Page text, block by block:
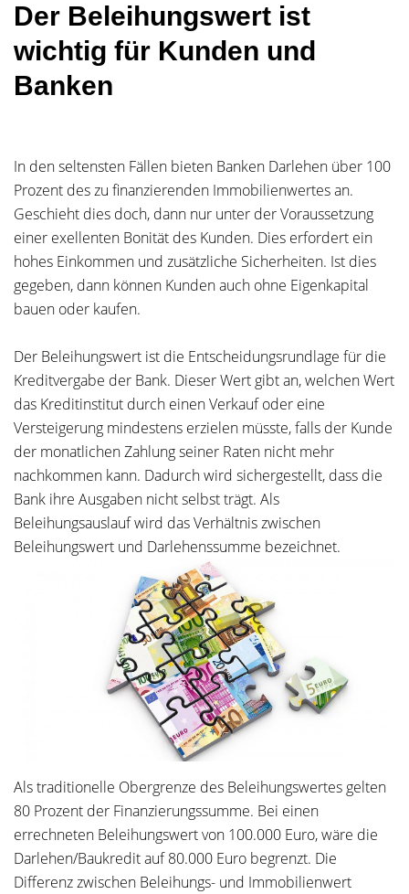
Der Beleihungswert ist
wichtig für Kunden und
Banken
In den seltensten Fällen bieten Banken Darlehen über 100
Prozent des zu finanzierenden Immobilienwertes an.
Geschieht dies doch, dann nur unter der Voraussetzung
einer exellenten Bonität des Kunden. Dies erfordert ein
hohes Einkommen und zusätzliche Sicherheiten. Ist dies
gegeben, dann können Kunden auch ohne Eigenkapital
bauen oder kaufen.
Der Beleihungswert ist die Entscheidungsrundlage für die
Kreditvergabe der Bank. Dieser Wert gibt an, welchen Wert
das Kreditinstitut durch einen Verkauf oder eine
Versteigerung mindestens erzielen müsste, falls der Kunde
der monatlichen Zahlung seiner Raten nicht mehr
nachkommen kann. Dadurch wird sichergestellt, dass die
Bank ihre Ausgaben nicht selbst trägt. Als
Beleihungsauslauf wird das Verhältnis zwischen
Beleihungswert und Darlehenssumme bezeichnet.
Als traditionelle Obergrenze des Beleihungswertes gelten
80 Prozent der Finanzierungssumme. Bei einen
errechneten Beleihungswert von 100.000 Euro, wäre die
Darlehen/Baukredit auf 80.000 Euro begrenzt. Die
Differenz zwischen Beleihungs- und Immobilienwert